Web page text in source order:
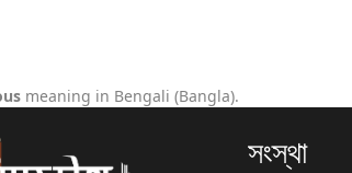
meaning in Bengali (Bangla).
সংস্থা